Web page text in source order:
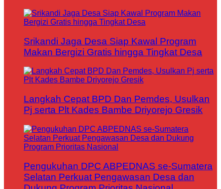
Srikandi Jaga Desa Siap Kawal Program
Makan Bergizi Gratis hingga Tingkat Desa
Langkah Cepat BPD Dan Pemdes, Usulkan
Pj serta Plt Kades Bambe Driyorejo Gresik
Pengukuhan DPC ABPEDNAS se-Sumatera
Selatan Perkuat Pengawasan Desa dan